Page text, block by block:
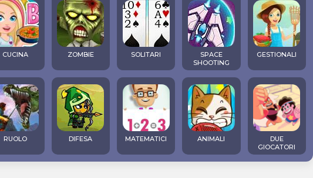
CUCINA ZOMBIE SOLITARI
SPACE
SHOOTING
GESTIONALI
RUOLO DIFESA MATEMATICI ANIMALI
DUE
GIOCATORI